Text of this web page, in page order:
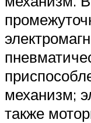
механизм;
также